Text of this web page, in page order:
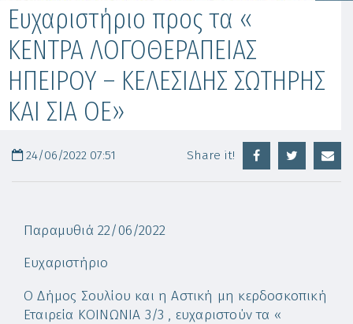
Ευχαριστήριο προς τα «
ΚΕΝΤΡΑ ΛΟΓΟΘΕΡΑΠΕΙΑΣ
ΗΠΕΙΡΟΥ – ΚΕΛΕΣΙΔΗΣ ΣΩΤΗΡΗΣ
ΚΑΙ ΣΙΑ ΟΕ»
24/06/2022 07:51 Share it!
Παραμυθιά 22/06/2022
Ευχαριστήριο
Ο Δήµος Σουλίου και η Αστική µη κερδοσκοπική
Εταιρεία ΚΟΙΝΩΝΙΑ 3/3 , ευχαριστούν τα «